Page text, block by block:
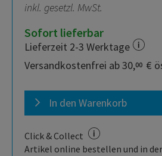
inkl. gesetzl. MwSt.
Sofort lieferbar
Lieferzeit 2-3 Werktage
Versandkostenfrei ab 30,00 €
In den Warenkorb
Click & Collect
Artikel online bestellen und in